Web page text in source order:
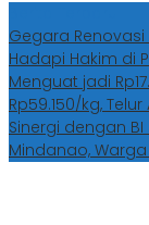
Gegara
Hadapi Hakim di
Menguat jadi
Rp59.150/kg,
Sinergi dengan
Mindanao,